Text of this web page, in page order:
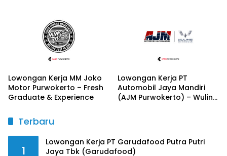
Lowongan Kerja MM Joko
Motor Purwokerto – Fresh
Graduate & Experience
Lowongan Kerja PT
Automobil Jaya Mandiri
(AJM Purwokerto) – Wuling
Terbaru
1
Lowongan Kerja PT Garudafood Putra Putri
Jaya Tbk (Garudafood)